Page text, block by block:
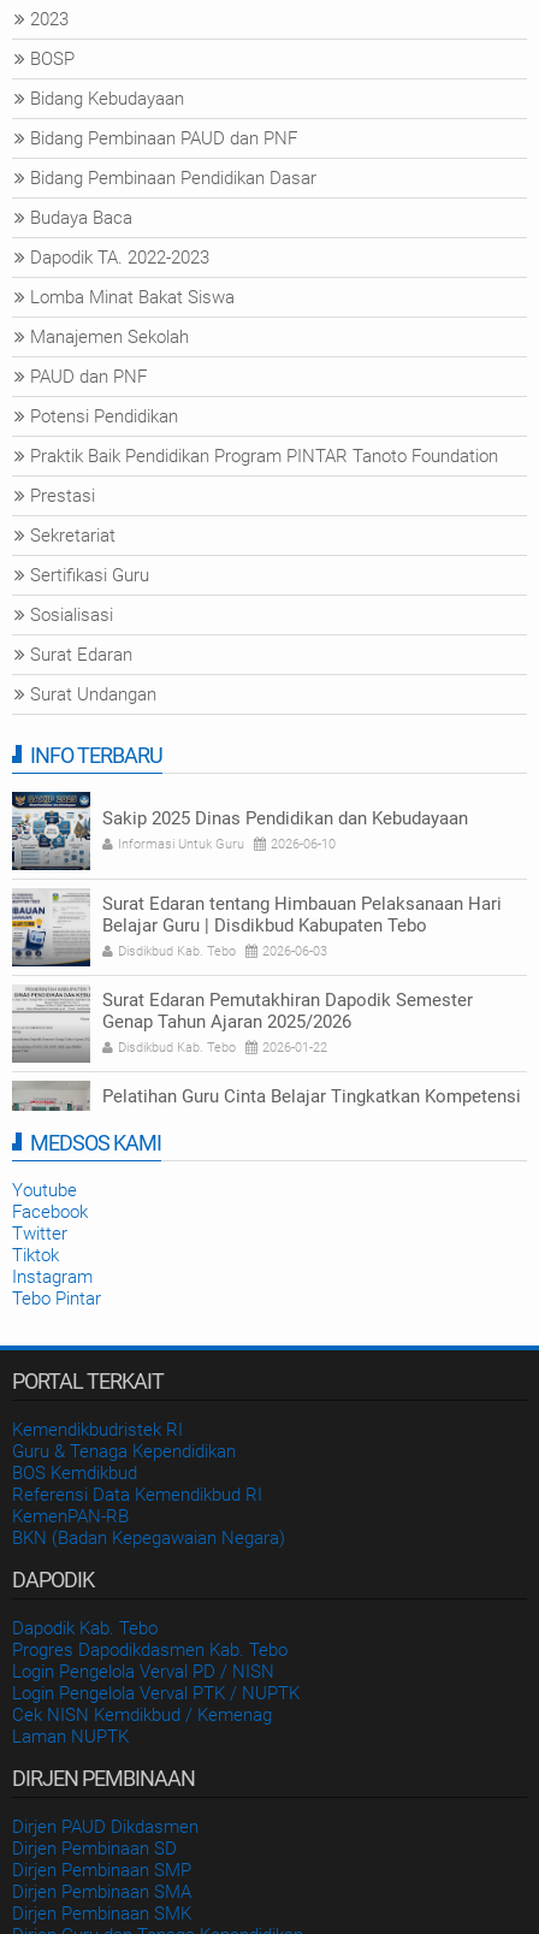
2023
BOSP
Bidang Kebudayaan
Bidang Pembinaan PAUD dan PNF
Bidang Pembinaan Pendidikan Dasar
Budaya Baca
Dapodik TA. 2022-2023
Lomba Minat Bakat Siswa
Manajemen Sekolah
PAUD dan PNF
Potensi Pendidikan
Praktik Baik Pendidikan Program PINTAR Tanoto Foundation
Prestasi
Sekretariat
Sertifikasi Guru
Sosialisasi
Surat Edaran
Surat Undangan
INFO TERBARU
Sakip 2025 Dinas Pendidikan dan Kebudayaan
Informasi Untuk Guru 2026-06-10
Surat Edaran tentang Himbauan Pelaksanaan Hari
Belajar Guru | Disdikbud Kabupaten Tebo
Disdikbud Kab. Tebo 2026-06-03
Surat Edaran Pemutakhiran Dapodik Semester
Genap Tahun Ajaran 2025/2026
Disdikbud Kab. Tebo 2026-01-22
Pelatihan Guru Cinta Belajar Tingkatkan Kompetensi
Disdikbud Kab. Tebo
MEDSOS KAMI
Youtube
Facebook
Twitter
Tiktok
Instagram
Tebo Pintar
PORTAL TERKAIT
Kemendikbudristek RI
Guru & Tenaga Kependidikan
BOS Kemdikbud
Referensi Data Kemendikbud RI
KemenPAN-RB
BKN (Badan Kepegawaian Negara)
DAPODIK
Dapodik Kab. Tebo
Progres Dapodikdasmen Kab. Tebo
Login Pengelola Verval PD / NISN
Login Pengelola Verval PTK / NUPTK
Cek NISN Kemdikbud / Kemenag
Laman NUPTK
DIRJEN PEMBINAAN
Dirjen PAUD Dikdasmen
Dirjen Pembinaan SD
Dirjen Pembinaan SMP
Dirjen Pembinaan SMA
Dirjen Pembinaan SMK